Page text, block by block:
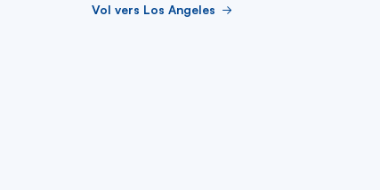
Vol vers Los Angeles